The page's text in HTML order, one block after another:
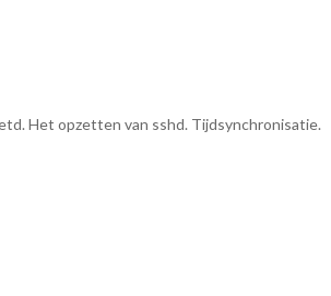
Het opzetten van sshd. Tijdsynchronisatie.